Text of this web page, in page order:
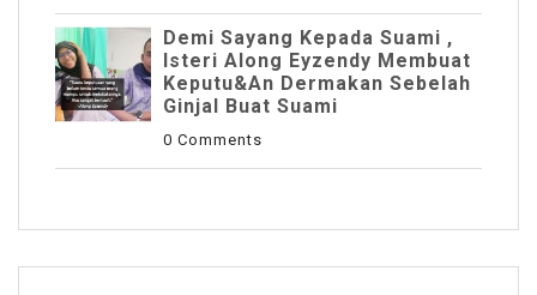
Demi Sayang Kepada Suami ,
Isteri Along Eyzendy Membuat
Keputu&an Dermakan Sebelah
Ginjal Buat Suami
0 Comments